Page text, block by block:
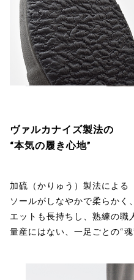
ヴァルカナイズ製法の
“本気の履き心地”
加硫（かりゅう）製法による
ソールがしなやかで柔らかく
エットも長持ちし、熟練の職
量産にはない、一足ごとの“